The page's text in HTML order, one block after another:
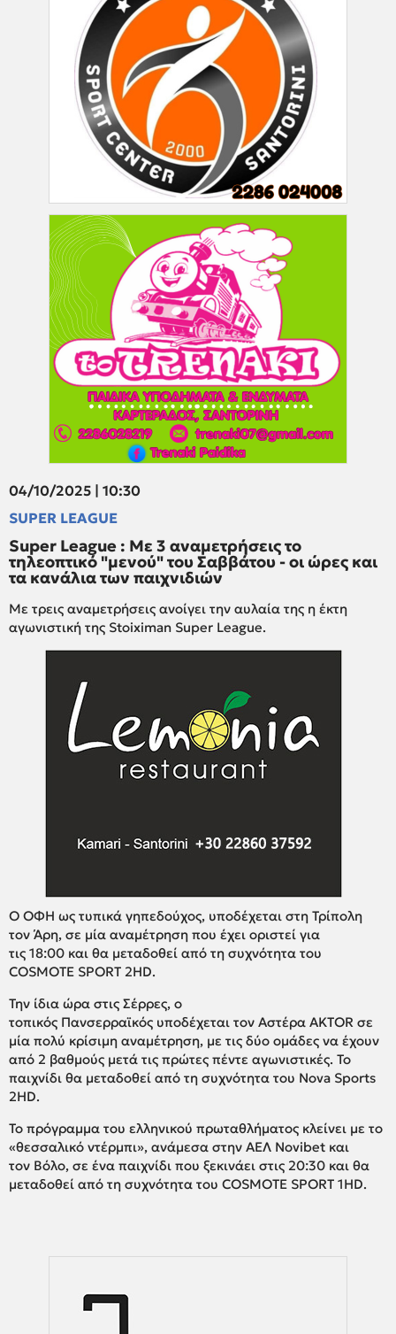
04/10/2025 | 10:30
SUPER LEAGUE
Super League : Με 3 αναμετρήσεις το
τηλεοπτικό "μενού" του Σαββάτου - οι ώρες και
τα κανάλια των παιχνιδιών
Με τρεις αναμετρήσεις ανοίγει την αυλαία της η έκτη
αγωνιστική της Stoiximan Super League.
Ο ΟΦΗ ως τυπικά γηπεδούχος, υποδέχεται στη Τρίπολη
τον Άρη, σε μία αναμέτρηση που έχει οριστεί για
τις 18:00 και θα μεταδοθεί από τη συχνότητα του
COSMOTE SPORT 2HD.
Την ίδια ώρα στις Σέρρες, ο
τοπικός Πανσερραϊκός υποδέχεται τον Αστέρα AKTOR σε
μία πολύ κρίσιμη αναμέτρηση, με τις δύο ομάδες να έχουν
από 2 βαθμούς μετά τις πρώτες πέντε αγωνιστικές. Το
παιχνίδι θα μεταδοθεί από τη συχνότητα του Nova Sports
2HD.
Το πρόγραμμα του ελληνικού πρωταθλήματος κλείνει με το
«θεσσαλικό ντέρμπι», ανάμεσα στην ΑΕΛ Novibet και
τον Βόλο, σε ένα παιχνίδι που ξεκινάει στις 20:30 και θα
μεταδοθεί από τη συχνότητα του COSMOTE SPORT 1HD.